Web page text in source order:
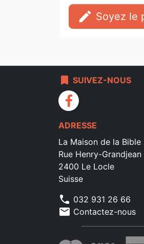
edit Soyez le
bookmark SUIVEZ-NOUS
facebook
ADRESSE
La Maison de la Bible
Rue Henry-Grandjean
2400 Le Locle
Suisse
phone 032 931 26 66
mail Contactez-nous